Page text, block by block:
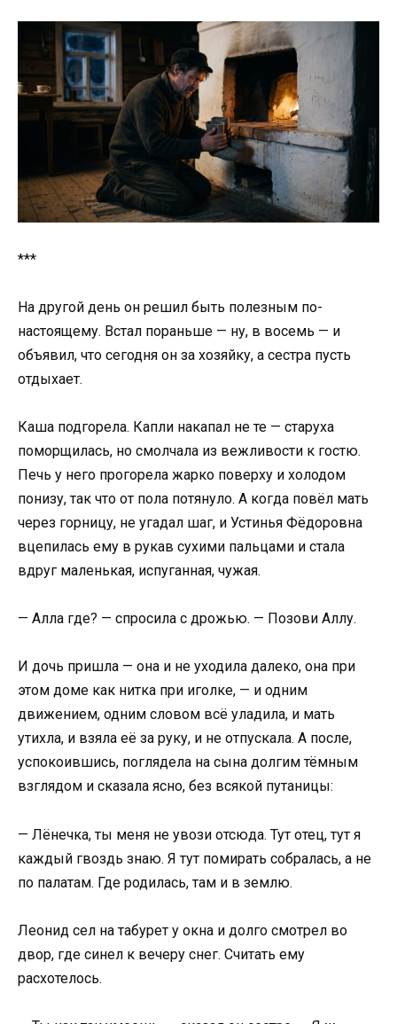
***
На другой день он решил быть полезным по-
настоящему. Встал пораньше — ну, в восемь — и
объявил, что сегодня он за хозяйку, а сестра пусть
отдыхает.
Каша подгорела. Капли накапал не те — старуха
поморщилась, но смолчала из вежливости к гостю.
Печь у него прогорела жарко поверху и холодом
понизу, так что от пола потянуло. А когда повёл мать
через горницу, не угадал шаг, и Устинья Фёдоровна
вцепилась ему в рукав сухими пальцами и стала
вдруг маленькая, испуганная, чужая.
— Алла где? — спросила с дрожью. — Позови Аллу.
И дочь пришла — она и не уходила далеко, она при
этом доме как нитка при иголке, — и одним
движением, одним словом всё уладила, и мать
утихла, и взяла её за руку, и не отпускала. А после,
успокоившись, поглядела на сына долгим тёмным
взглядом и сказала ясно, без всякой путаницы:
— Лёнечка, ты меня не увози отсюда. Тут отец, тут я
каждый гвоздь знаю. Я тут помирать собралась, а не
по палатам. Где родилась, там и в землю.
Леонид сел на табурет у окна и долго смотрел во
двор, где синел к вечеру снег. Считать ему
расхотелось.